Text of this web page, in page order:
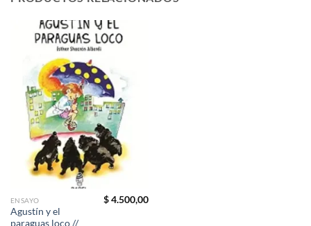
ENSAYO
Agustín y el
paraguas loco //
$4.500,00